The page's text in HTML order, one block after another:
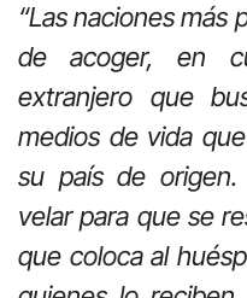
“Las naciones más
de acoger, en
extranjero que
medios de vida
su país de origen.
velar para que se
que coloca al